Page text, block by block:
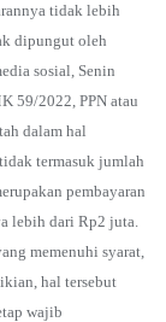
tidak lebih
dipungut oleh
sosial, Senin
59/2022, PPN atau
dalam hal
termasuk jumlah
pembayaran
lebih dari Rp2 juta.
memenuhi syarat,
hal tersebut
wajib